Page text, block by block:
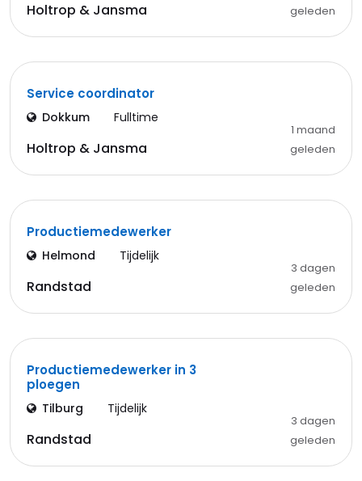
Holtrop & Jansma
geleden
Service coordinator
Dokkum Fulltime
Holtrop & Jansma
1 maand
geleden
Productiemedewerker
Helmond Tijdelijk
Randstad
3 dagen
geleden
Productiemedewerker in 3
ploegen
Tilburg Tijdelijk
Randstad
3 dagen
geleden